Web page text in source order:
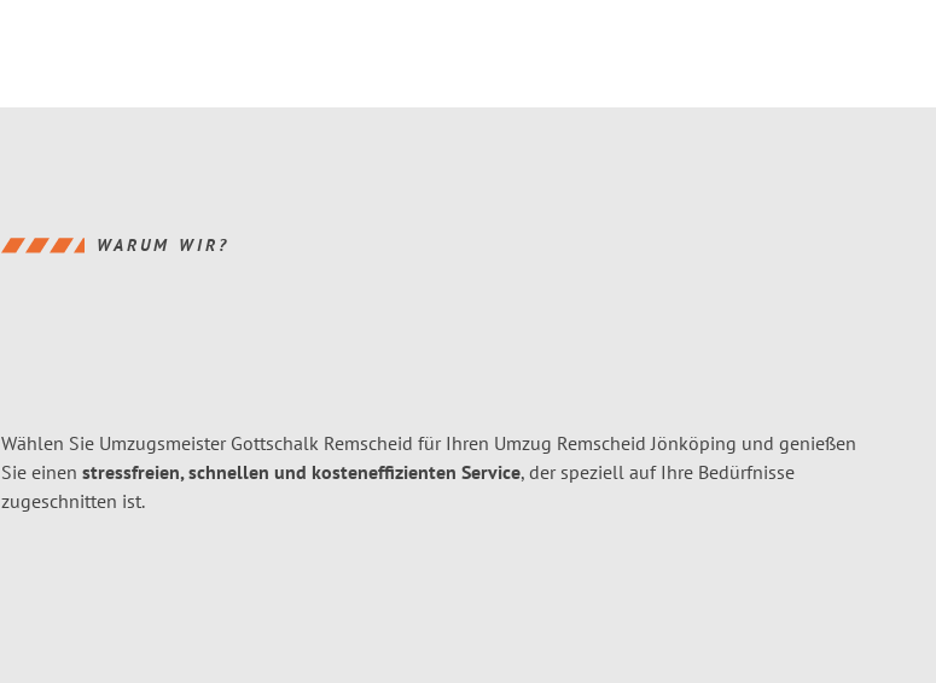
WARUM WIR?
Wählen Sie Umzugsmeister Gottschalk Remscheid für Ihren Umzug Remscheid Jönköping und genießen
Sie einen stressfreien, schnellen und kosteneffizienten Service, der speziell auf Ihre Bedürfnisse
zugeschnitten ist.